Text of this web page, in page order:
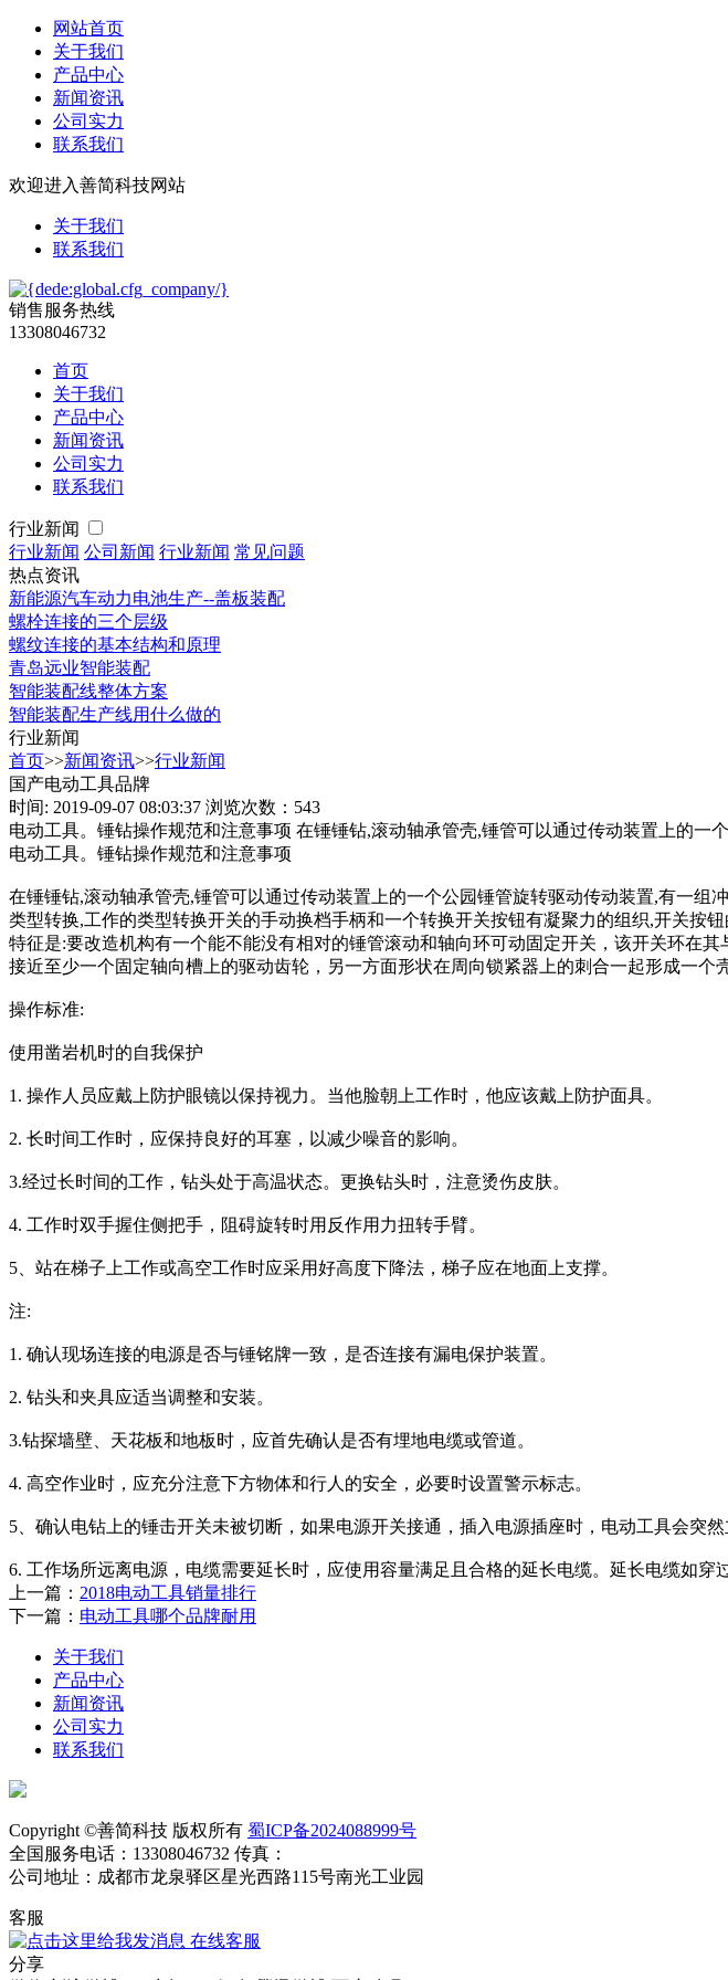
网站首页
关于我们
产品中心
新闻资讯
公司实力
联系我们
欢迎进入善简科技网站
关于我们
联系我们
销售服务热线
13308046732
首页
关于我们
产品中心
新闻资讯
公司实力
联系我们
行业新闻
行业新闻 公司新闻 行业新闻 常见问题
热点资讯
新能源汽车动力电池生产--盖板装配
螺栓连接的三个层级
螺纹连接的基本结构和原理
青岛远业智能装配
智能装配线整体方案
智能装配生产线用什么做的
行业新闻
首页>>新闻资讯>>行业新闻
国产电动工具品牌
时间: 2019-09-07 08:03:37 浏览次数：543
电动工具。锤钻操作规范和注意事项 在锤锤钻,滚动轴承管壳,锤管可以通过传动装置上的
电动工具。锤钻操作规范和注意事项
在锤锤钻,滚动轴承管壳,锤管可以通过传动装置上的一个公园锤管旋转驱动传动装置,有一组
类型转换,工作的类型转换开关的手动换档手柄和一个转换开关按钮有凝聚力的组织,开关按
特征是:要改造机构有一个能不能没有相对的锤管滚动和轴向环可动固定开关，该开关环在
接近至少一个固定轴向槽上的驱动齿轮，另一方面形状在周向锁紧器上的刺合一起形成一个
操作标准:
使用凿岩机时的自我保护
1. 操作人员应戴上防护眼镜以保持视力。当他脸朝上工作时，他应该戴上防护面具。
2. 长时间工作时，应保持良好的耳塞，以减少噪音的影响。
3.经过长时间的工作，钻头处于高温状态。更换钻头时，注意烫伤皮肤。
4. 工作时双手握住侧把手，阻碍旋转时用反作用力扭转手臂。
5、站在梯子上工作或高空工作时应采用好高度下降法，梯子应在地面上支撑。
注:
1. 确认现场连接的电源是否与锤铭牌一致，是否连接有漏电保护装置。
2. 钻头和夹具应适当调整和安装。
3.钻探墙壁、天花板和地板时，应首先确认是否有埋地电缆或管道。
4. 高空作业时，应充分注意下方物体和行人的安全，必要时设置警示标志。
5、确认电钻上的锤击开关未被切断，如果电源开关接通，插入电源插座时，电动工具会突
6. 工作场所远离电源，电缆需要延长时，应使用容量满足且合格的延长电缆。延长电缆如穿
上一篇： 2018电动工具销量排行
下一篇： 电动工具哪个品牌耐用
关于我们
产品中心
新闻资讯
公司实力
联系我们
Copyright ©善简科技 版权所有 蜀ICP备2024088999号
全国服务电话：13308046732 传真：
公司地址：成都市龙泉驿区星光西路115号南光工业园
客服
在线客服
分享